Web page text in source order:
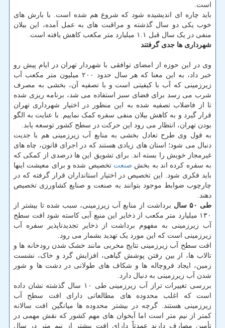
است.
باید چاره ای اندیشیده شود که شروع هم شده است. با بارش های
خوب یکی دو سال گذشته و مراقبت های به عمل آمده، این بیلان
منفی در یک سال قبل ۱.۱ میلیارد متر مکعب کاهش یافته است.
شهرداری ها جدی گرفتند
وی در این حوزه از امضای توافقی با شهردار تهران در ایام پیش رو
خبر داد، به این معنا که هر سال حدود ۲۰۰ میلیون متر مکعب آب
زیرزمینی که آب با کیفیتی است و با تصفیه آن، بخشی به مصرف
شرب می رسد برای فضای سبز استفاده می شد، برنامه ریزی شده
تا از فاضلاب تصفیه شده به این منظور در اختیار شهرداری تهران
قرار گیرد و به کاهش بیلان منفی سفره کمک نماییم. با عنایت به الگو
بودن تهران، انتظار می رود این حرکت در سطح کشور توسعه یابد.
به قول وی طرح تعادل بخشی به منابع آب زیرزمینی هم با جدیت
دنبال می شود؛ استان های زیادی هستند که در اجرای قانون، چاه های
غیرمجاز خویش را بسته اند. برای تشویق این ها درصدی از کمکی که
به سفره کرده اند به بخش صنعت تخصیص شده و برای معیشت اینها
باید فکری شود. این تخصیص در اختیار استانداران قرار گرفته که در
چارچوب ضوابط موجود بتوانند به صنعت و صنایع کشاورزی تخصیص
دهند.
طی ۵۰ سال
برداشت از منابع آب زیرزمینی، سبب شده تا بیشتر از
۱۳۰ میلیارد متر مکعب از ذخایر این منبع آبی کاسته شود افت سطح
آب زیرزمینی به مفهوم برداشت از ذخایر تجدیدناپذیر سفره آب
زیرزمینی است که این مورد یک تهدید بشمار می رود.
افت سطح آب زیرزمینی نتایج مخربی مانند خشک شدن رودخانه ها و
تالاب ها، از بین رفتن پوشش گیاهی، افزایش گرد و خاک، نشست
زمین، ایجاد فروچاله ها و شکاف های طولانی در دشت ها و شور
شدن آب زیرزمینی به دنبال دارد.
بررسی تغییرات تراز آب زیرزمینی طی ۱۰ سال گذشته نشان داده
است که اغلب محدوده های مطالعاتی دارای افت سطح آب
زیرزمینی هستند. گرچه در بیشتر محدوده ها میانگین افت سالانه
کمتر از نیم متر است اما آبخوان های مهم کشور که نقش مهمی در
تأمین مصارف دارند عمدتاً دارای افت بیشتر از نیم متر در سال